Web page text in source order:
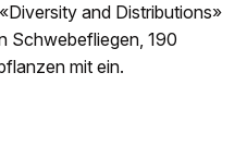
and Distributions»
Schwebefliegen, 190
mit ein.